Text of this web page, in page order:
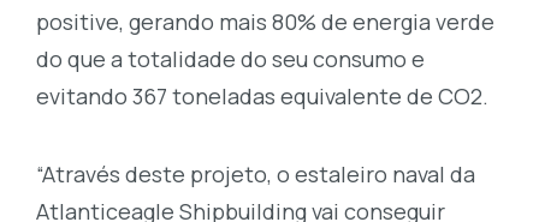
positive, gerando mais 80% de energia verde
do que a totalidade do seu consumo e
evitando 367 toneladas equivalente de CO2.
“Através deste projeto, o estaleiro naval da
Atlanticeagle Shipbuilding vai conseguir